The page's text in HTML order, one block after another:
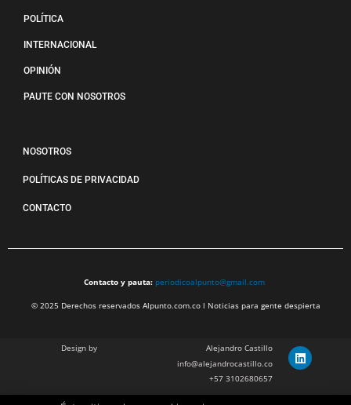
POLÍTICA
INTERNACIONAL
OPINIÓN
PAUTE CON NOSOTROS
NOSOTROS
POLÍTICAS DE PRIVACIDAD
CONTACTO
Contacto y pauta: periodicoalpunto@gmail.com
© 2025 Derechos reservados Alpunto.com.co l Noticias para gente despierta
Design by
Alejandro Castillo
info@alejandrocastillo.co
+57 3102680657